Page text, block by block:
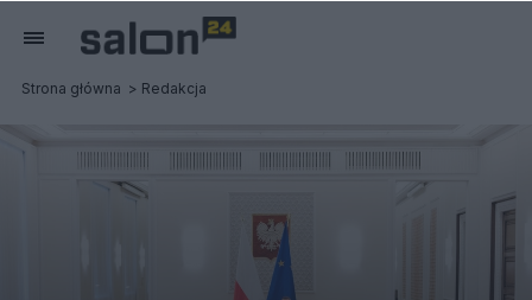
Strona główna Redakcja